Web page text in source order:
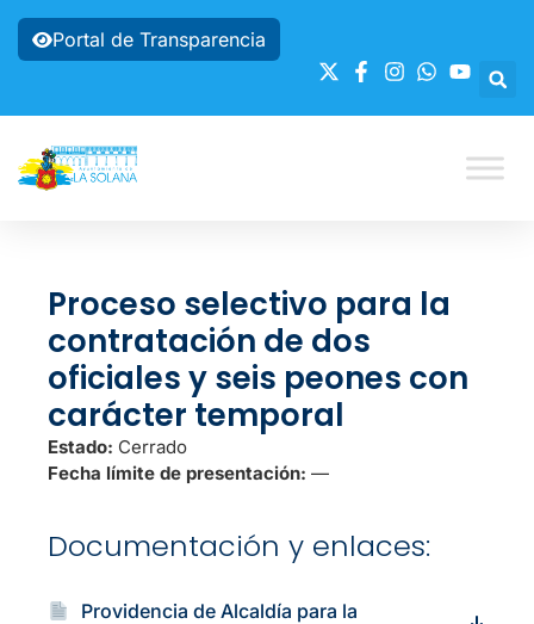
Portal de Transparencia
Proceso selectivo para la
contratación de dos
oficiales y seis peones con
carácter temporal
Estado: Cerrado
Fecha límite de presentación: —
Documentación y enlaces:
Providencia de Alcaldía para la